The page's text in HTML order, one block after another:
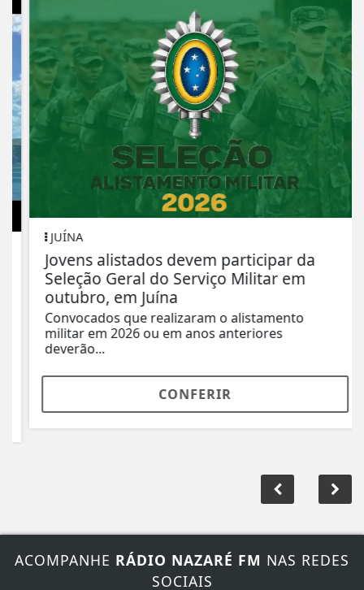
JUÍNA
Jovens alistados devem participar da
Seleção Geral do Serviço Militar em
outubro, em Juína
Convocados que realizaram o alistamento
militar em 2026 ou em anos anteriores
deverão...
CONFERIR
SOCIAIS